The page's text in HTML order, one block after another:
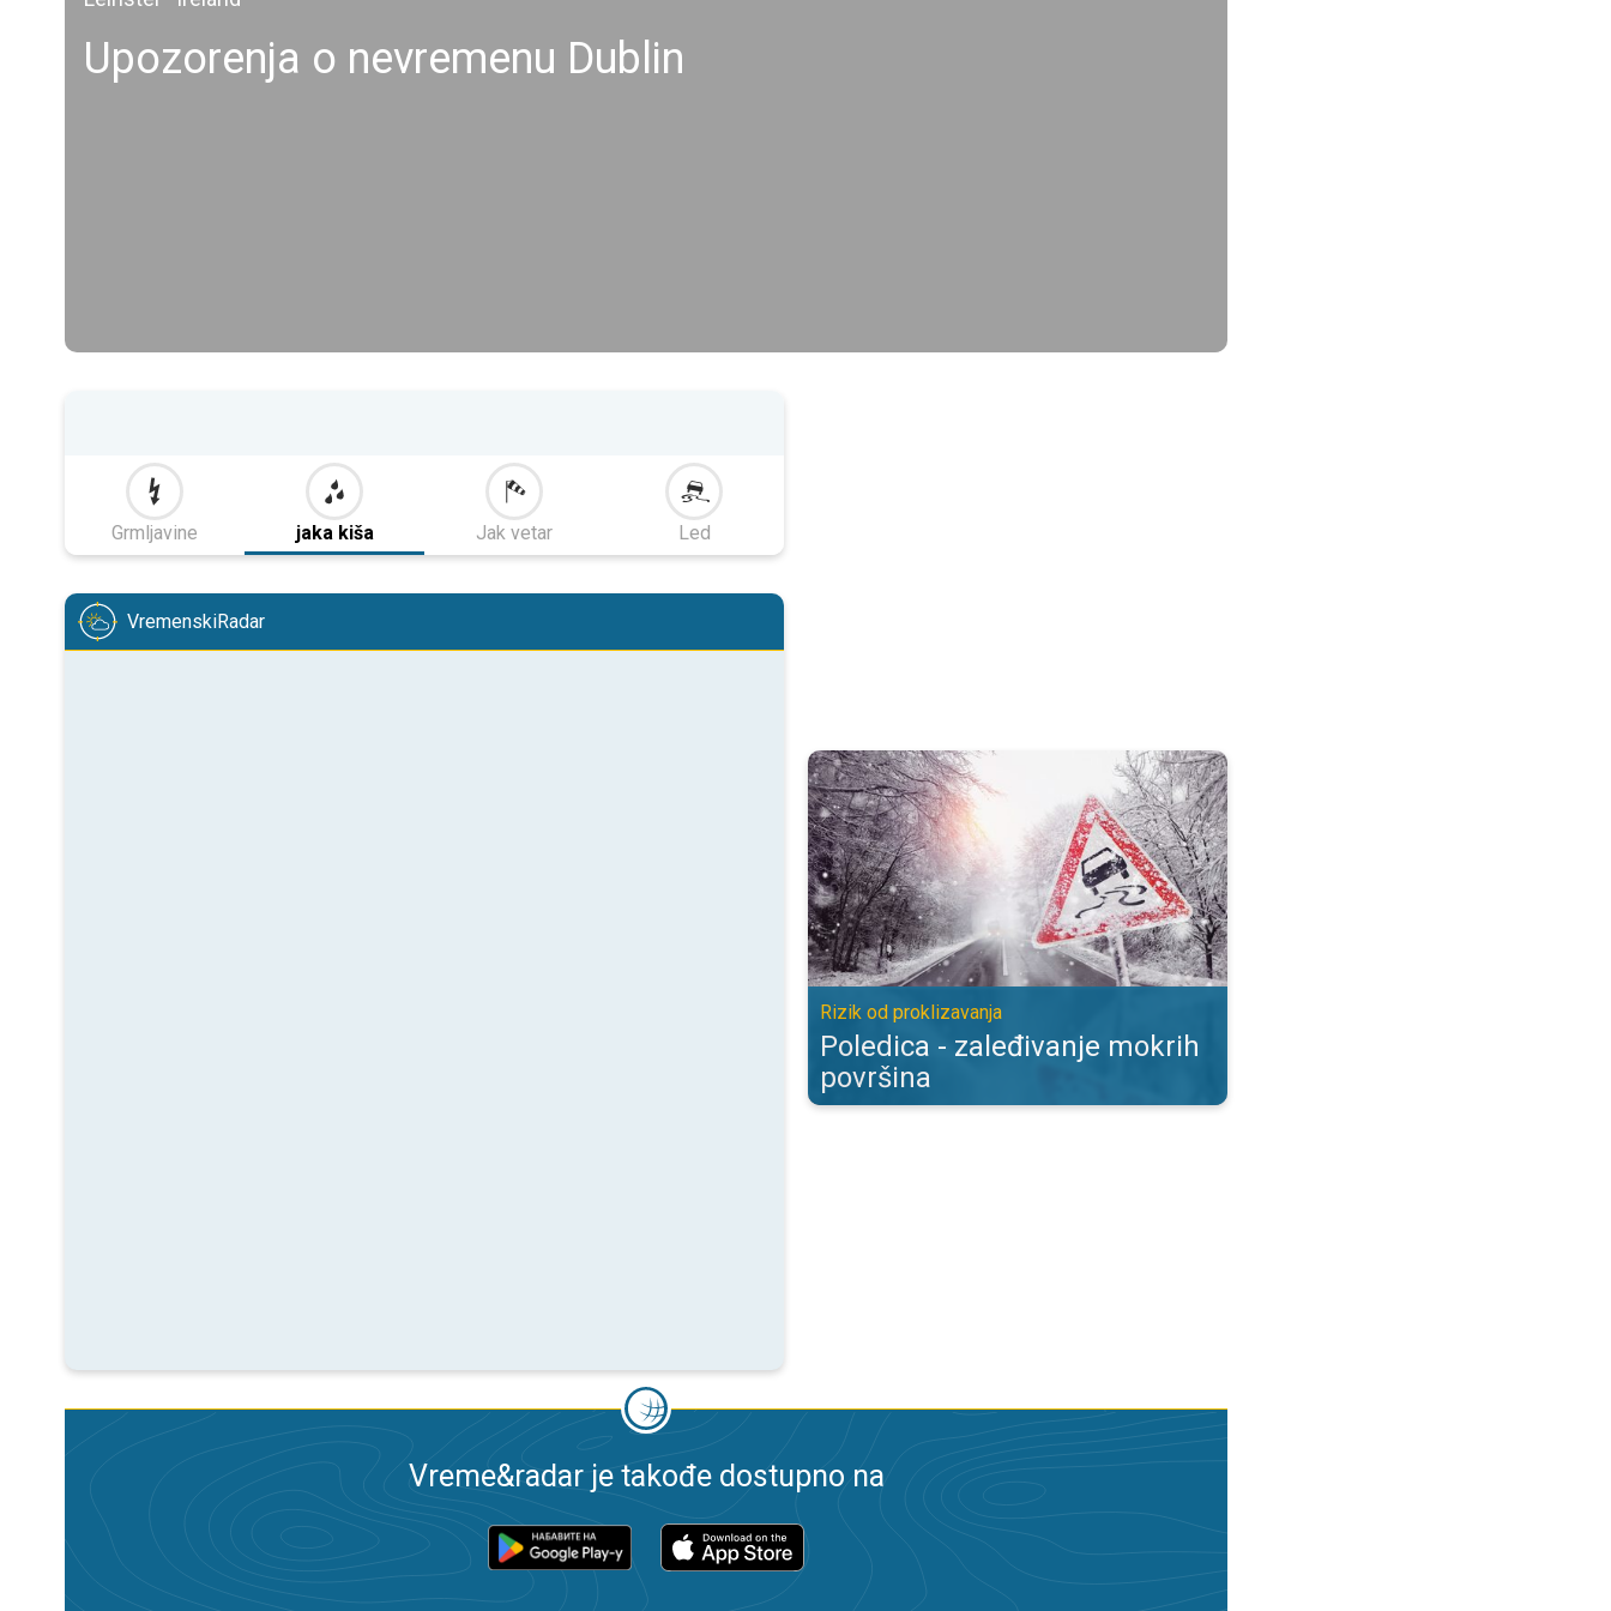
Upozorenja o nevremenu Dublin
Grmljavine jaka kiša Jak vetar Led
VremenskiRadar
Poledica - zaleđivanje mokrih površina. Rizik od proklizavanja. . .
Rizik od proklizavanja
Poledica - zaleđivanje mokrih
površina
Vreme&radar je takođe dostupno na